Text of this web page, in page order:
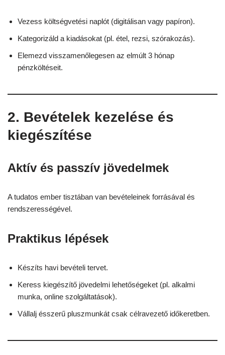
Vezess költségvetési naplót (digitálisan vagy papíron).
Kategorizáld a kiadásokat (pl. étel, rezsi, szórakozás).
Elemezd visszamenőlegesen az elmúlt 3 hónap
pénzköltéseit.
2. Bevételek kezelése és
kiegészítése
Aktív és passzív jövedelmek
A tudatos ember tisztában van bevételeinek forrásával és
rendszerességével.
Praktikus lépések
Készíts havi bevételi tervet.
Keress kiegészítő jövedelmi lehetőségeket (pl. alkalmi
munka, online szolgáltatások).
Vállalj ésszerű pluszmunkát csak célravezető időkeretben.